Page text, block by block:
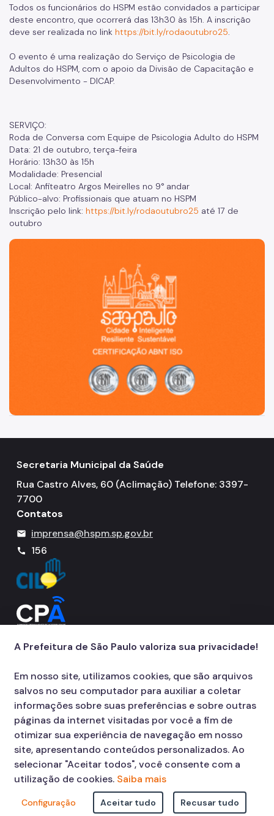
Programa de Qualidade
Todos os funcionários do HSPM estão convidados a participar
deste encontro, que ocorrerá das 13h30 às 15h. A inscrição
deve ser realizada no link https://bit.ly/rodaoutubro25.
O evento é uma realização do Serviço de Psicologia de
Adultos do HSPM, com o apoio da Divisão de Capacitação e
Desenvolvimento - DICAP.
SERVIÇO:
Roda de Conversa com Equipe de Psicologia Adulto do HSPM
Data: 21 de outubro, terça-feira
Horário: 13h30 às 15h
Modalidade: Presencial
Local: Anfiteatro Argos Meirelles no 9° andar
Público-alvo: Profissionais que atuam no HSPM
Inscrição pelo link: https://bit.ly/rodaoutubro25 até 17 de
outubro
São Paulo, cidade inteligente, resiliente e sustentável
Secretaria Municipal da Saúde
Rua Castro Alves, 60 (Aclimação) Telefone: 3397-
7700
Contatos
mail imprensa@hspm.sp.gov.br
call 156
© COPYRIGHT 2026,
Prefeitura Municipal de São Paulo Viaduto do Cha,
A Prefeitura de São Paulo valoriza sua privacidade!
Em nosso site, utilizamos cookies, que são arquivos
salvos no seu computador para auxiliar a coletar
informações sobre suas preferências e sobre outras
páginas da internet visitadas por você a fim de
otimizar sua experiência de navegação em nosso
site, apresentando conteúdos personalizados. Ao
selecionar "Aceitar todos", você consente com a
utilização de cookies. Saiba mais
Configuração Aceitar tudo Recusar tudo